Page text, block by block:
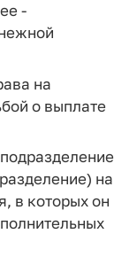
-
на
о выплате
на
в которых он